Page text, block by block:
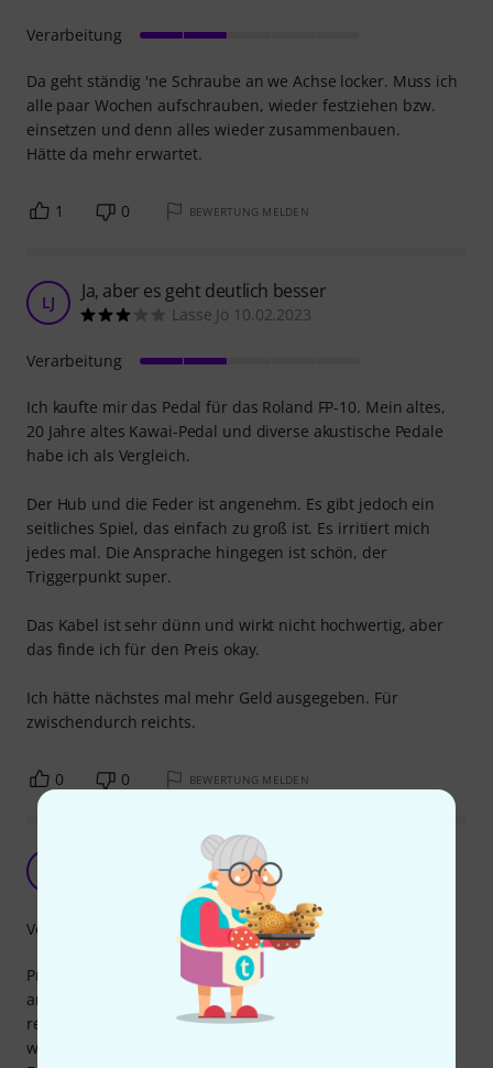
Da geht ständig 'ne Schraube an we Achse locker. Muss ich
alle paar Wochen aufschrauben, wieder festziehen bzw.
einsetzen und denn alles wieder zusammenbauen.
Hätte da mehr erwartet.
Verarbeitung
1 0 BEWERTUNG MELDEN
LJ Ja, aber es geht deutlich besser
Lasse Jo 10.02.2023
Ich kaufte mir das Pedal für das Roland FP-10. Mein altes,
20 Jahre altes Kawai-Pedal und diverse akustische Pedale
habe ich als Vergleich.
Der Hub und die Feder ist angenehm. Es gibt jedoch ein
seitliches Spiel, das einfach zu groß ist. Es irritiert mich
jedes mal. Die Ansprache hingegen ist schön, der
Triggerpunkt super.
Das Kabel ist sehr dünn und wirkt nicht hochwertig, aber
das finde ich für den Preis okay.
Ich hätte nächstes mal mehr Geld ausgegeben. Für
zwischendurch reichts.
Verarbeitung
0 0 BEWERTUNG MELDEN
Funktion OK, aber Klackgeräusche
Ein Käufer 20.07.2019
Prinzipiell ist das Pedal was Funktion und Verarbeitung
angeht tipp topp. Nur leider klackt die eingebaute Feder
recht laut, wenn man das Pedal durchdrückt und dann
wieder entlastet. Beim Spielen bei normaler Lautstärke am
Verarbeitung